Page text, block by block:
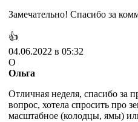
Замечательно! Спасибо за
👍
04.06.2022 в 05:32
О
Ольга
Отличная неделя, спасибо за
вопрос, хотела спросить про
масштабное (колодцы, ямы)